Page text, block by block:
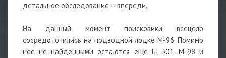
детальное обследование – впереди.
На данный момент поисковики всецело
сосредоточились на подводной лодке М-96. Помимо
нее не найденными остаются еще Щ-301, М-98 и